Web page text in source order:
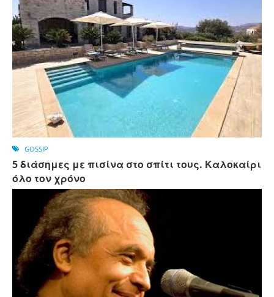
GOSSIP
5 διάσημες με πισίνα στο σπίτι τους. Καλοκαίρι
όλο τον χρόνο